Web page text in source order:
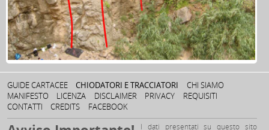
GUIDE CARTACEE CHIODATORI E TRACCIATORI
CHI SIAMO
MANIFESTO
LICENZA DISCLAIMER PRIVACY
REQUISITI
CONTATTI
CREDITS FACEBOOK
I dati presentati su questo sito